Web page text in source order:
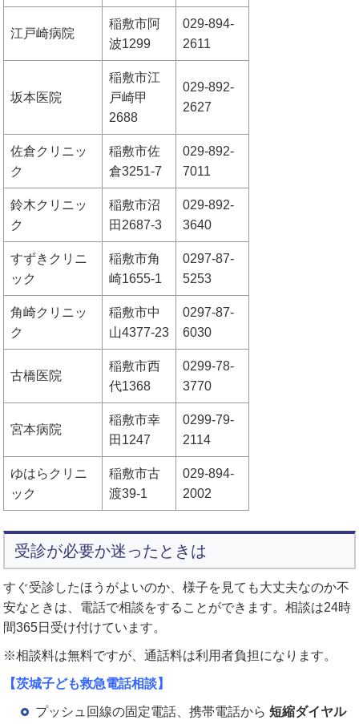
江戸崎病院
稲敷市阿
波1299
029-894-
2611
坂本医院
稲敷市江
戸崎甲
2688
029-892-
2627
佐倉クリニッ
ク
稲敷市佐
倉3251-7
029-892-
7011
鈴木クリニッ
ク
稲敷市沼
田2687-3
029-892-
3640
すずきクリニ
ック
稲敷市角
崎1655-1
0297-87-
5253
角崎クリニッ
ク
稲敷市中
山4377-23
0297-87-
6030
古橋医院
稲敷市西
代1368
0299-78-
3770
宮本病院
稲敷市幸
田1247
0299-79-
2114
ゆはらクリニ
ック
稲敷市古
渡39-1
029-894-
2002
受診が必要か迷ったときは
すぐ受診したほうがよいのか、様子を見ても大丈夫なのか不
安なときは、電話で相談をすることができます。相談は24時
間365日受け付けています。
※相談料は無料ですが、通話料は利用者負担になります。
【茨城子ども救急電話相談】
プッシュ回線の固定電話、携帯電話から短縮ダイヤル